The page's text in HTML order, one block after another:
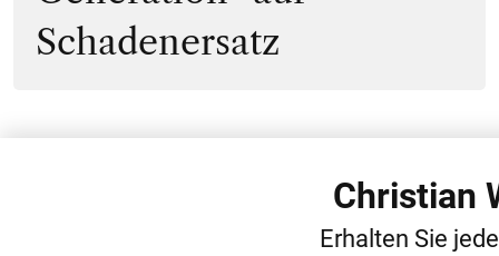
Schadenersatz
Christian
Erhalten Sie